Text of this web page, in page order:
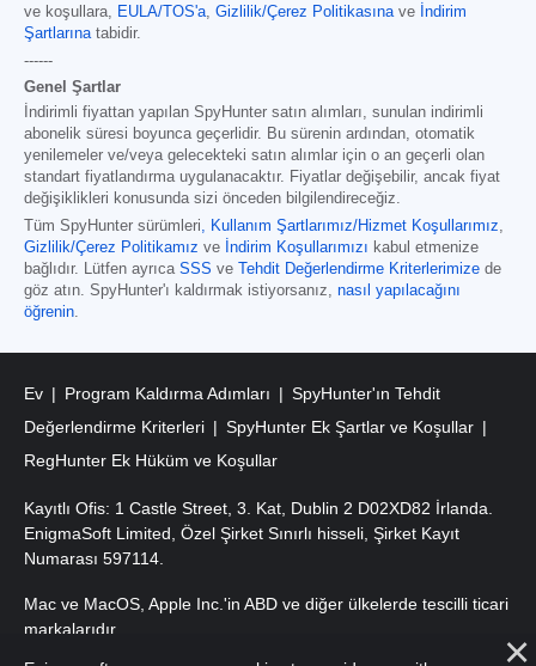
ve koşullara,
EULA/TOS'a Gizlilik/Çerez Politikasına ve İndirim
Şartlarına tabidir.
------
Genel Şartlar
İndirimli fiyattan yapılan SpyHunter satın alımları, sunulan indirimli
abonelik süresi boyunca geçerlidir. Bu sürenin ardından, otomatik
yenilemeler ve/veya gelecekteki satın alımlar için o an geçerli olan
standart fiyatlandırma uygulanacaktır. Fiyatlar değişebilir, ancak fiyat
değişiklikleri konusunda sizi önceden bilgilendireceğiz.
Tüm SpyHunter sürümleri
Kullanım Şartlarımız/Hizmet Koşullarımız
Gizlilik/Çerez Politikamız ve İndirim Koşullarımızı kabul etmenize
bağlıdır. Lütfen ayrıca SSS ve Tehdit Değerlendirme Kriterlerimize de
göz atın. SpyHunter'ı kaldırmak istiyorsanız, nasıl yapılacağını
öğrenin
Ev Program Kaldırma Adımları
SpyHunter'ın Tehdit
Değerlendirme Kriterleri
SpyHunter Ek Şartlar ve Koşullar
RegHunter Ek Hüküm ve Koşullar
Kayıtlı Ofis: 1 Castle Street, 3. Kat, Dublin 2 D02XD82 İrlanda.
EnigmaSoft Limited, Özel Şirket Sınırlı hisseli, Şirket Kayıt
Numarası 597114.
Mac ve MacOS, Apple Inc.'in ABD ve diğer ülkelerde tescilli ticari
markalarıdır.